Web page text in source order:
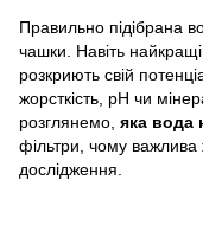
Правильно підібрана
чашки. Навіть найкращі
розкриють свій
жорсткість, pH чи
розглянемо, яка вода
фільтри, чому важлива
дослідження.